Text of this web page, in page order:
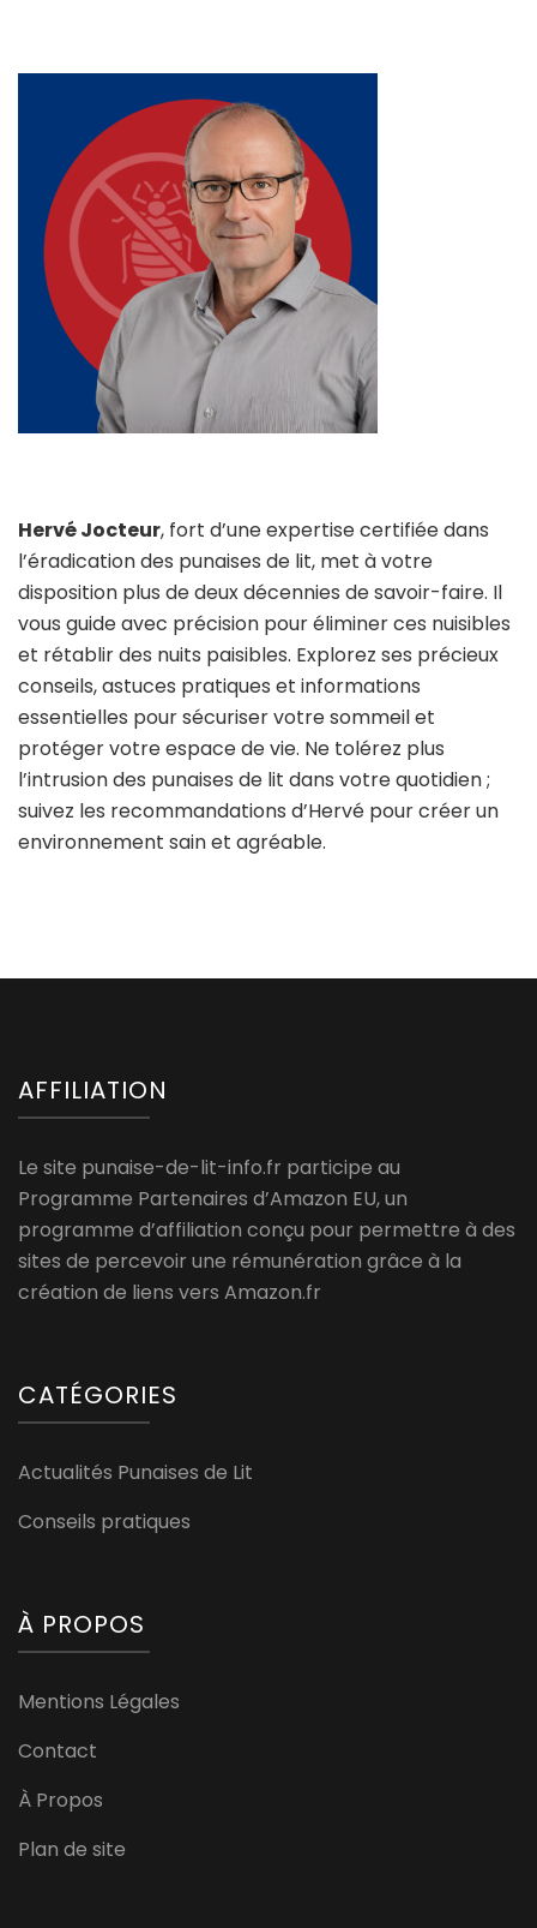
Hervé Jocteur, fort d’une expertise certifiée dans
l’éradication des punaises de lit, met à votre
disposition plus de deux décennies de savoir-faire. Il
vous guide avec précision pour éliminer ces nuisibles
et rétablir des nuits paisibles. Explorez ses précieux
conseils, astuces pratiques et informations
essentielles pour sécuriser votre sommeil et
protéger votre espace de vie. Ne tolérez plus
l’intrusion des punaises de lit dans votre quotidien ;
suivez les recommandations d’Hervé pour créer un
environnement sain et agréable.
AFFILIATION
Le site punaise-de-lit-info.fr participe au
Programme Partenaires d’Amazon EU, un
programme d’affiliation conçu pour permettre à des
sites de percevoir une rémunération grâce à la
création de liens vers Amazon.fr
CATÉGORIES
Actualités Punaises de Lit
Conseils pratiques
À PROPOS
Mentions Légales
Contact
À Propos
Plan de site